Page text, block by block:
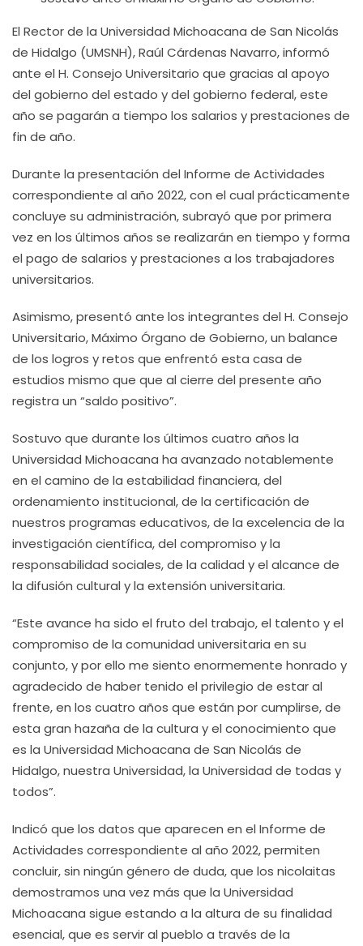
El Rector de la Universidad Michoacana de San Nicolás
de Hidalgo (UMSNH), Raúl Cárdenas Navarro, informó
ante el H. Consejo Universitario que gracias al apoyo
del gobierno del estado y del gobierno federal, este
año se pagarán a tiempo los salarios y prestaciones de
fin de año.
Durante la presentación del Informe de Actividades
correspondiente al año 2022, con el cual prácticamente
concluye su administración, subrayó que por primera
vez en los últimos años se realizarán en tiempo y forma
el pago de salarios y prestaciones a los trabajadores
universitarios.
Asimismo, presentó ante los integrantes del H. Consejo
Universitario, Máximo Órgano de Gobierno, un balance
de los logros y retos que enfrentó esta casa de
estudios mismo que que al cierre del presente año
registra un “saldo positivo”.
Sostuvo que durante los últimos cuatro años la
Universidad Michoacana ha avanzado notablemente
en el camino de la estabilidad financiera, del
ordenamiento institucional, de la certificación de
nuestros programas educativos, de la excelencia de la
investigación científica, del compromiso y la
responsabilidad sociales, de la calidad y el alcance de
la difusión cultural y la extensión universitaria.
“Este avance ha sido el fruto del trabajo, el talento y el
compromiso de la comunidad universitaria en su
conjunto, y por ello me siento enormemente honrado y
agradecido de haber tenido el privilegio de estar al
frente, en los cuatro años que están por cumplirse, de
esta gran hazaña de la cultura y el conocimiento que
es la Universidad Michoacana de San Nicolás de
Hidalgo, nuestra Universidad, la Universidad de todas y
todos”.
Indicó que los datos que aparecen en el Informe de
Actividades correspondiente al año 2022, permiten
concluir, sin ningún género de duda, que los nicolaitas
demostramos una vez más que la Universidad
Michoacana sigue estando a la altura de su finalidad
esencial, que es servir al pueblo a través de la